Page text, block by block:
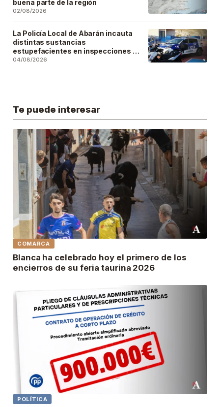
buena parte de la región
02/08/2026
La Policía Local de Abarán incauta
distintas sustancias
estupefacientes en inspecciones a
locales públicos del municipio
04/08/2026
Te puede interesar
COMARCA
Blanca ha celebrado hoy el primero de los
encierros de su feria taurina 2026
POLÍTICA